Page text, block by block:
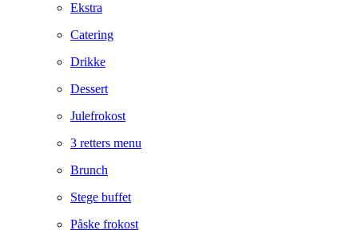
Ekstra
Catering
Drikke
Dessert
Julefrokost
3 retters menu
Brunch
Stege buffet
Påske frokost